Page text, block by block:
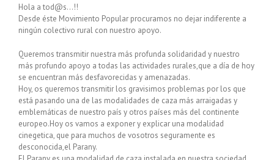
Hola a tod@s…!!
Desde éste Movimiento Popular procuramos no dejar indiferente a
ningún colectivo rural con nuestro apoyo.
Queremos transmitir nuestra más profunda solidaridad y nuestro
más profundo apoyo a todas las actividades rurales,que a día de hoy
se encuentran más desfavorecidas y amenazadas.
Hoy, os queremos transmitir los gravisimos problemas por los que
está pasando una de las modalidades de caza más arraigadas y
emblemáticas de nuestro país y otros países más del continente
europeo.Hoy os vamos a exponer y explicar una modalidad
cinegetica, que para muchos de vosotros seguramente es
desconocida,el Parany.